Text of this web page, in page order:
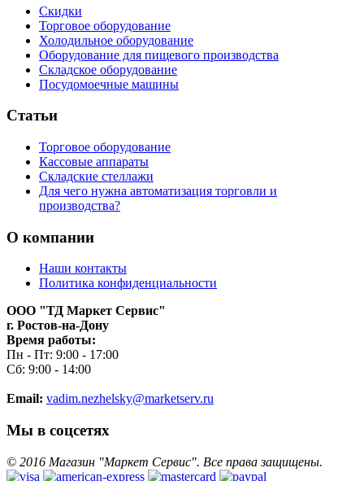
Скидки
Торговое оборудование
Холодильное оборудование
Оборудование для пищевого производства
Складское оборудование
Посудомоечные машины
Статьи
Торговое оборудование
Кассовые аппараты
Складские стеллажи
Для чего нужна автоматизация торговли и
производства?
О компании
Наши контакты
Политика конфиденциальности
ООО "ТД Маркет Сервис"
г. Ростов-на-Дону
Время работы:
Пн - Пт: 9:00 - 17:00
Сб: 9:00 - 14:00
Email: vadim.nezhelsky@marketserv.ru
Мы в соцсетях
© 2016 Магазин "Маркет Сервис". Все права защищены.